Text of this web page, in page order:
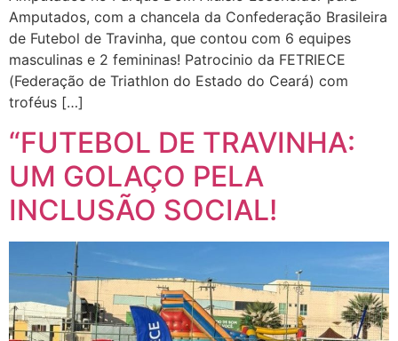
Amputados, com a chancela da Confederação Brasileira
de Futebol de Travinha, que contou com 6 equipes
masculinas e 2 femininas! Patrocinio da FETRIECE
(Federação de Triathlon do Estado do Ceará) com
troféus […]
“FUTEBOL DE TRAVINHA:
UM GOLAÇO PELA
INCLUSÃO SOCIAL!